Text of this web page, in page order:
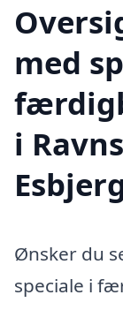
med
i
Ønsker du
speciale i